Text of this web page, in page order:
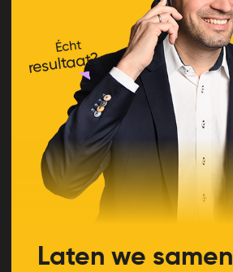
Écht
resultaat?
Laten we samen